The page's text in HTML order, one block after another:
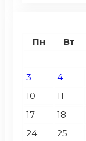
Пн
Вт
3
4
10
11
17
18
24
25